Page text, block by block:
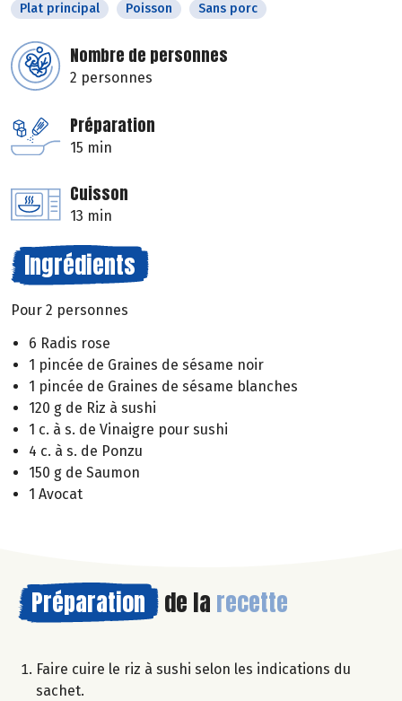
Plat principal Poisson Sans porc
Nombre de personnes
2 personnes
Préparation
15 min
Cuisson
13 min
Ingrédients
Pour 2 personnes
6 Radis rose
1 pincée de Graines de sésame noir
1 pincée de Graines de sésame blanches
120 g de Riz à sushi
1 c. à s. de Vinaigre pour sushi
4 c. à s. de Ponzu
150 g de Saumon
1 Avocat
Préparation de la recette
Faire cuire le riz à sushi selon les indications du
sachet.